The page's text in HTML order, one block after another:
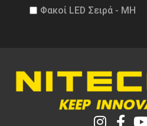
Φακοί LED Σειρά - MH